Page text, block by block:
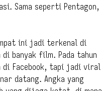
Sama seperti Pentagon,
ini jadi terkenal di
banyak film. Pada tahun
di Facebook, tapi jadi viral
datang. Angka yang